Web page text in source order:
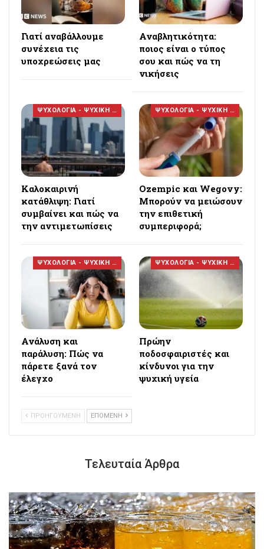
Γιατί αναβάλλουμε
συνέχεια τις
υποχρεώσεις μας
Αναβλητικότητα:
ποιος είναι ο τύπος
σου και πώς να τη
νικήσεις
ΨΥΧΟΛΟΓΙΑ - ΨΥΧΙΚΗ ΥΓΕΙΑ
Καλοκαιρινή
κατάθλιψη: Γιατί
συμβαίνει και πώς να
την αντιμετωπίσεις
ΨΥΧΟΛΟΓΙΑ - ΨΥΧΙΚΗ ΥΓΕΙΑ
Ozempic και Wegovy:
Μπορούν να μειώσουν
την επιθετική
συμπεριφορά;
ΨΥΧΟΛΟΓΙΑ - ΨΥΧΙΚΗ ΥΓΕΙΑ
Ανάλυση και
παράλυση: Πώς να
πάρετε ξανά τον
έλεγχο
ΨΥΧΟΛΟΓΙΑ - ΨΥΧΙΚΗ ΥΓΕΙΑ
Πρώην
ποδοσφαιριστές και
κίνδυνοι για την
ψυχική υγεία
ΠΡΟΗΓΟΥΜΕΝΗ ΕΠΟΜΕΝΗ
Τελευταία Άρθρα